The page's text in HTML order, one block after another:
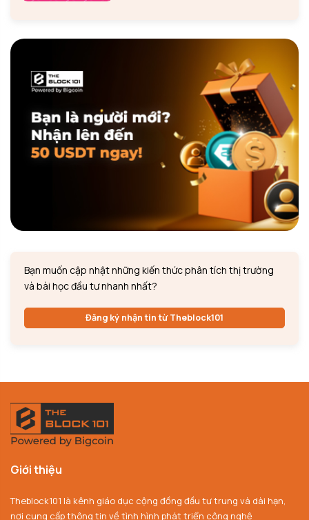
Bạn muốn cập nhật những kiến thức phân tích thị trường
và bài học đầu tư nhanh nhất?
Đăng ký nhận tin từ Theblock101
Giới thiệu
Theblock101 là kênh giáo dục cộng đồng đầu tư trung và dài hạn,
nơi cung cấp thông tin về tình hình phát triển công nghệ